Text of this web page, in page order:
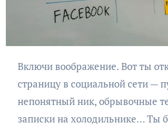
Включи воображение. Вот ты открываешь новую
страницу в социальной сети —
непонятный ник, обрывочные
записки на холодильнике… Ты